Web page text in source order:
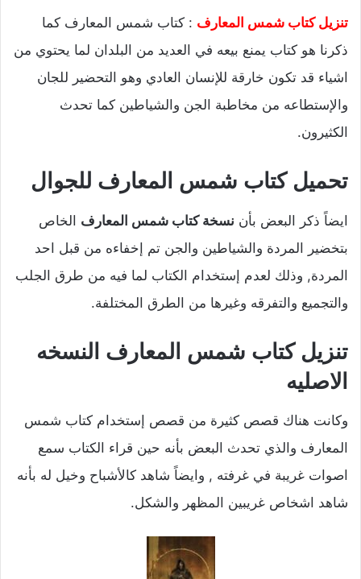
تنزيل كتاب شمس المعارف : كتاب شمس المعارف كما
ذكرنا هو كتاب يمنع بيعه في العديد من البلدان لما يحتوي من
اشياء قد تكون خارقة للإنسان العادي وهو التحضير للجان
والإستطاعه من مخاطبة الجن والشياطين كما تحدث
الكثيرون.
تحميل كتاب شمس المعارف للجوال
ايضاً ذكر البعض بأن نسخة كتاب شمس المعارف الخاص
بتخضير المردة والشياطين والجن تم إخفاءه من قبل احد
المردة, وذلك لعدم إستخدام الكتاب لما فيه من طرق الجلب
والتجميع والتفرقه وغيرها من الطرق المختلفة.
تنزيل كتاب شمس المعارف النسخه
الاصليه
وكانت هناك قصص كثيرة من قصص إستخدام كتاب شمس
المعارف والذي تحدث البعض بأنه حين قراء الكتاب سمع
اصوات غريبة في غرفته , وايضاً شاهد كالأشباح وخيل له بأنه
شاهد اشخاص غريبين المظهر والشكل.